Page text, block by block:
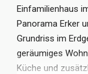
Einfamilienhaus
Panorama Erker
Grundriss im
geräumiges
Küche und